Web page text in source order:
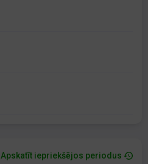
Apskatīt iepriekšējos periodus